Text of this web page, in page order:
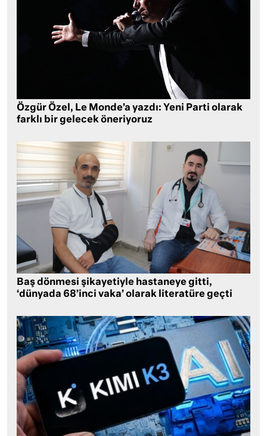
Özgür Özel, Le Monde’a yazdı: Yeni Parti olarak
farklı bir gelecek öneriyoruz
Baş dönmesi şikayetiyle hastaneye gitti,
‘dünyada 68’inci vaka’ olarak literatüre geçti